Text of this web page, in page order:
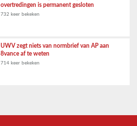
overtredingen is permanent gesloten
732 keer bekeken
UWV zegt niets van normbrief van AP aan
8vance af te weten
714 keer bekeken